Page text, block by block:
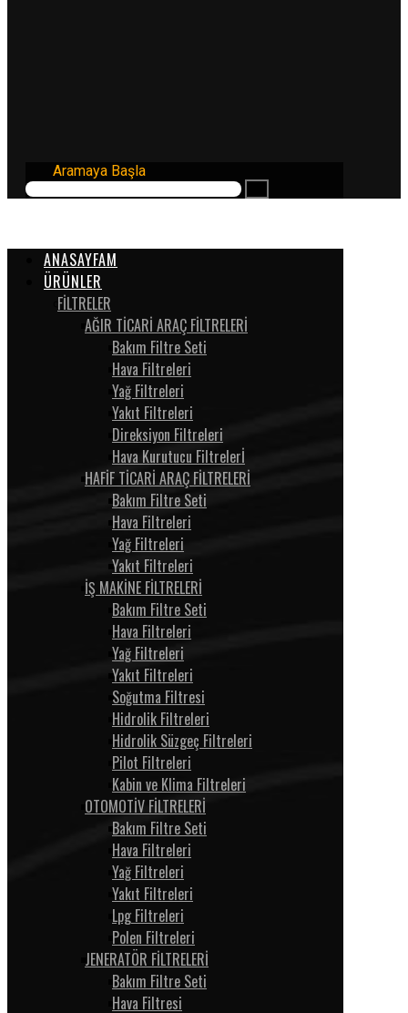
Aramaya Başla
ANASAYFAM
ÜRÜNLER
FİLTRELER
AĞIR TİCARİ ARAÇ FİLTRELERİ
Bakım Filtre Seti
Hava Filtreleri
Yağ Filtreleri
Yakıt Filtreleri
Direksiyon Filtreleri
Hava Kurutucu Filtrelerİ
HAFİF TİCARİ ARAÇ FİLTRELERİ
Bakım Filtre Seti
Hava Filtreleri
Yağ Filtreleri
Yakıt Filtreleri
İŞ MAKİNE FİLTRELERİ
Bakım Filtre Seti
Hava Filtreleri
Yağ Filtreleri
Yakıt Filtreleri
Soğutma Filtresi
Hidrolik Filtreleri
Hidrolik Süzgeç Filtreleri
Pilot Filtreleri
Kabin ve Klima Filtreleri
OTOMOTİV FİLTRELERİ
Bakım Filtre Seti
Hava Filtreleri
Yağ Filtreleri
Yakıt Filtreleri
Lpg Filtreleri
Polen Filtreleri
JENERATÖR FİLTRELERİ
Bakım Filtre Seti
Hava Filtresi